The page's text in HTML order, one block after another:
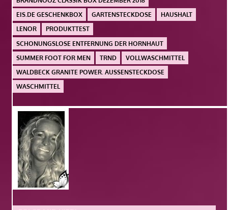
EIS.DE GESCHENKBOX
GARTENSTECKDOSE
HAUSHALT
LENOR
PRODUKTTEST
SCHONUNGSLOSE ENTFERNUNG DER HORNHAUT
SUMMER FOOT FOR MEN
TRND
VOLLWASCHMITTEL
WALDBECK GRANITE POWER. AUSSENSTECKDOSE
WASCHMITTEL